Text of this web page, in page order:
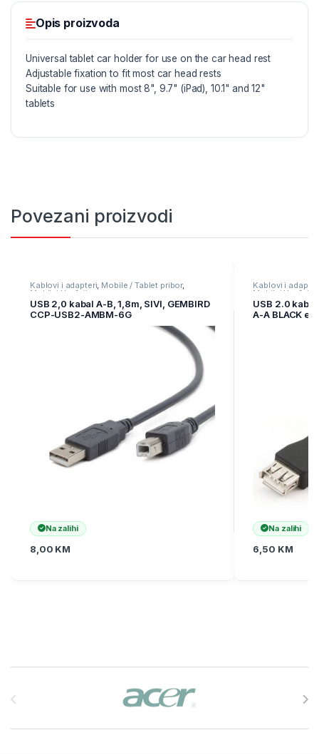
Opis proizvoda
Universal tablet car holder for use on the car head rest
Adjustable fixation to fit most car head rests
Suitable for use with most 8", 9.7" (iPad), 10.1" and 12"
tablets
Povezani proizvodi
Kablovi i adapteri, Mobile / Tablet pribor,
Mobilni Uređaji
USB 2,0 kabal A-B, 1,8m, SIVI, GEMBIRD
CCP-USB2-AMBM-6G
Na zalihi
8,00 KM
Kablovi i
Mobilni Uređaji
USB 2.0
A-A BLACK
Na zalihi
6,50 KM